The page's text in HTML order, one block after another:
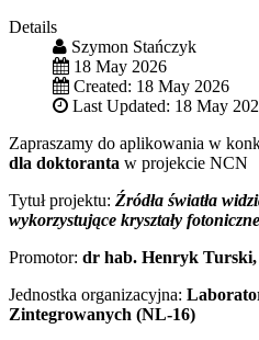
Details
Szymon Stańczyk
18 May 2026
Created: 18 May 2026
Last Updated: 18 May
Zapraszamy do aplikowania w
dla doktoranta w projekcie NCN
Tytuł projektu: Źródła światła
wykorzystujące kryształy fotoniczne
Promotor: dr hab. Henryk
Jednostka organizacyjna:
Zintegrowanych (NL-16)